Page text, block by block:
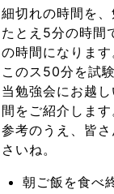
細切れの時間を、
たとえ5分の時間
の時間になります
このス50分を試
当勉強会にお越
間をご紹介します
参考のうえ、皆
さいね。
朝ご飯を食べ